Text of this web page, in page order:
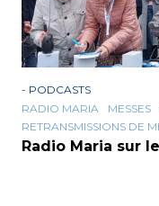
- PODCASTS
RADIO MARIA
MESSES
RETRANSMISSIONS DE
Radio Maria sur